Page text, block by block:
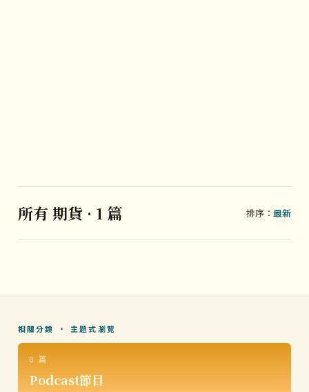
所有 期貨 · 1 篇 排序：最新
相關分類 · 主題式瀏覽
0 篇
Podcast節目